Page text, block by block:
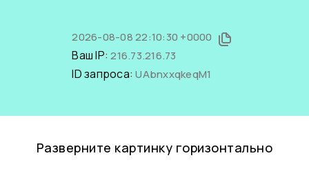
2026-08-08 22:10:30 +0000
Ваш IP:216.73.216.73
ID запроса:UAbnxxqkeqM1
Разверните картинку горизонтально